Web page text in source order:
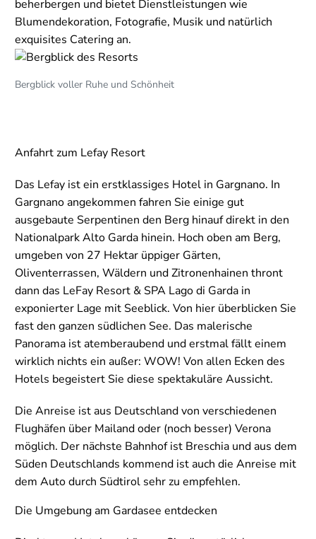
beherbergen und bietet Dienstleistungen wie
Blumendekoration, Fotografie, Musik und natürlich
exquisites Catering an.
Bergblick voller Ruhe und Schönheit
Anfahrt zum Lefay Resort
Das Lefay ist ein erstklassiges Hotel in Gargnano. In
Gargnano angekommen fahren Sie einige gut
ausgebaute Serpentinen den Berg hinauf direkt in den
Nationalpark Alto Garda hinein. Hoch oben am Berg,
umgeben von 27 Hektar üppiger Gärten,
Oliventerrassen, Wäldern und Zitronenhainen thront
dann das LeFay Resort & SPA Lago di Garda in
exponierter Lage mit Seeblick. Von hier überblicken Sie
fast den ganzen südlichen See. Das malerische
Panorama ist atemberaubend und erstmal fällt einem
wirklich nichts ein außer: WOW! Von allen Ecken des
Hotels begeistert Sie diese spektakuläre Aussicht.
Die Anreise ist aus Deutschland von verschiedenen
Flughäfen über Mailand oder (noch besser) Verona
möglich. Der nächste Bahnhof ist Breschia und aus dem
Süden Deutschlands kommend ist auch die Anreise mit
dem Auto durch Südtirol sehr zu empfehlen.
Die Umgebung am Gardasee entdecken